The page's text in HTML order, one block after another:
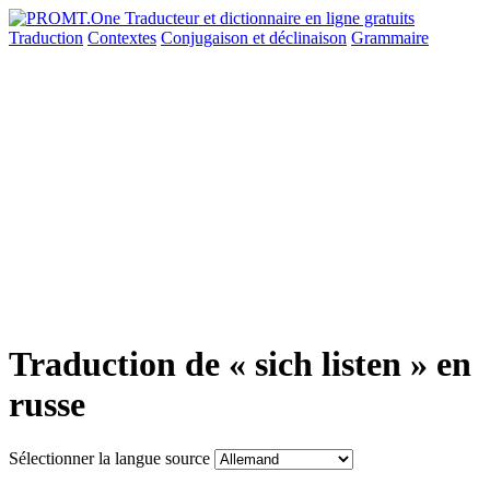
Traduction Contextes Conjugaison et déclinaison Grammaire
Traduction de « sich listen » en
russe
Sélectionner la langue source